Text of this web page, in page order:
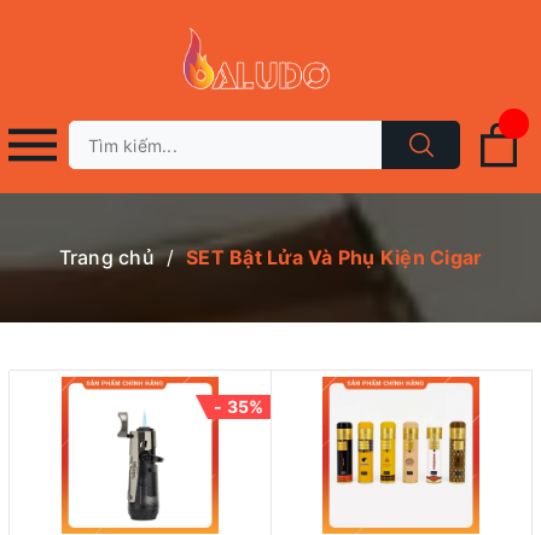
Trang chủ / SET Bật Lửa Và Phụ Kiện Cigar
- 35%